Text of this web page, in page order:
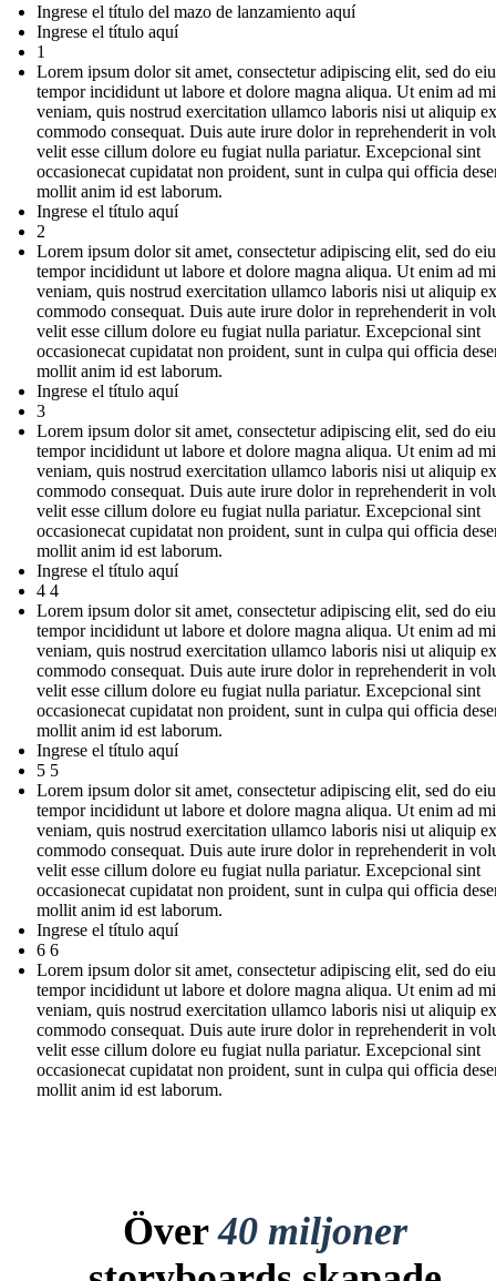
Ingrese el título del mazo de lanzamiento aquí
Ingrese el título aquí
1
Lorem ipsum dolor sit amet, consectetur adipiscing elit, sed do
tempor incididunt ut labore et dolore magna aliqua. Ut enim ad
veniam, quis nostrud exercitation ullamco laboris nisi ut aliquip
commodo consequat. Duis aute irure dolor in reprehenderit in
velit esse cillum dolore eu fugiat nulla pariatur. Excepcional sint
occasionecat cupidatat non proident, sunt in culpa qui officia
mollit anim id est laborum.
Ingrese el título aquí
2
Lorem ipsum dolor sit amet, consectetur adipiscing elit, sed do
tempor incididunt ut labore et dolore magna aliqua. Ut enim ad
veniam, quis nostrud exercitation ullamco laboris nisi ut aliquip
commodo consequat. Duis aute irure dolor in reprehenderit in
velit esse cillum dolore eu fugiat nulla pariatur. Excepcional sint
occasionecat cupidatat non proident, sunt in culpa qui officia
mollit anim id est laborum.
Ingrese el título aquí
3
Lorem ipsum dolor sit amet, consectetur adipiscing elit, sed do
tempor incididunt ut labore et dolore magna aliqua. Ut enim ad
veniam, quis nostrud exercitation ullamco laboris nisi ut aliquip
commodo consequat. Duis aute irure dolor in reprehenderit in
velit esse cillum dolore eu fugiat nulla pariatur. Excepcional sint
occasionecat cupidatat non proident, sunt in culpa qui officia
mollit anim id est laborum.
Ingrese el título aquí
4 4
Lorem ipsum dolor sit amet, consectetur adipiscing elit, sed do
tempor incididunt ut labore et dolore magna aliqua. Ut enim ad
veniam, quis nostrud exercitation ullamco laboris nisi ut aliquip
commodo consequat. Duis aute irure dolor in reprehenderit in
velit esse cillum dolore eu fugiat nulla pariatur. Excepcional sint
occasionecat cupidatat non proident, sunt in culpa qui officia
mollit anim id est laborum.
Ingrese el título aquí
5 5
Lorem ipsum dolor sit amet, consectetur adipiscing elit, sed do
tempor incididunt ut labore et dolore magna aliqua. Ut enim ad
veniam, quis nostrud exercitation ullamco laboris nisi ut aliquip
commodo consequat. Duis aute irure dolor in reprehenderit in
velit esse cillum dolore eu fugiat nulla pariatur. Excepcional sint
occasionecat cupidatat non proident, sunt in culpa qui officia
mollit anim id est laborum.
Ingrese el título aquí
6 6
Lorem ipsum dolor sit amet, consectetur adipiscing elit, sed do
tempor incididunt ut labore et dolore magna aliqua. Ut enim ad
veniam, quis nostrud exercitation ullamco laboris nisi ut aliquip
commodo consequat. Duis aute irure dolor in reprehenderit in
velit esse cillum dolore eu fugiat nulla pariatur. Excepcional sint
occasionecat cupidatat non proident, sunt in culpa qui officia
mollit anim id est laborum.
Över40 miljoner